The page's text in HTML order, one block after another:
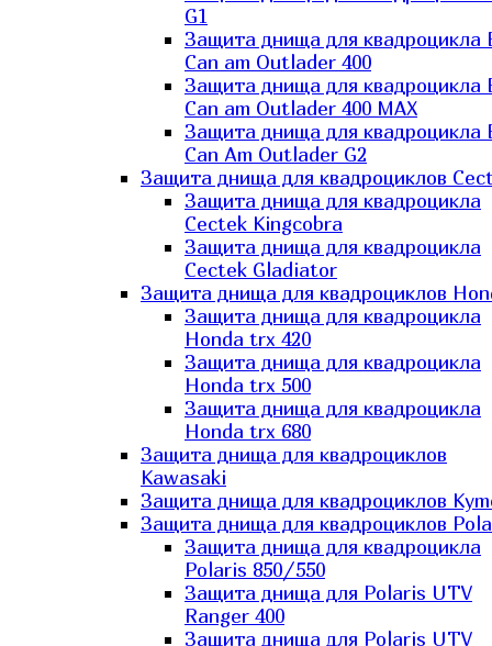
G1
Защита днища для квадроцикла
Can am Outlader 400
Защита днища для квадроцикла
Can am Outlader 400 MAX
Защита днища для квадроцикла
Can Аm Outlader G2
Защита днища для квадроциклов
Защита днища для квадроцикла
Cectek Kingcobra
Защита днища для квадроцикла
Cectek Gladiator
Защита днища для квадроциклов
Защита днища для квадроцикла
Honda trx 420
Защита днища для квадроцикла
Honda trx 500
Защита днища для квадроцикла
Honda trx 680
Защита днища для квадроциклов
Kawasaki
Защита днища для квадроциклов
Защита днища для квадроциклов
Защита днища для квадроцикла
Polaris 850/550
Защита днища для Polaris UTV
Ranger 400
Защита днища для Polaris UTV